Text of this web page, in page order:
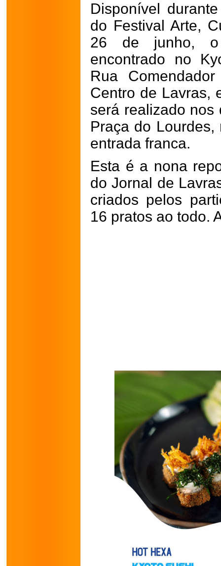
Disponível
do Festival Arte,
26 de junho,
encontrado no
Rua
Centro de Lavras,
será realizado
Praça do
entrada franca.
Esta é a nona
do Jornal de
criados pelos
16 pratos ao todo.